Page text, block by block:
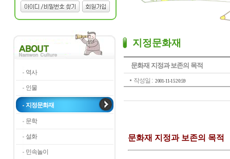
역사
인물
지정문화재
문학
설화
민속놀이
지정문화재
문화재 지정과 보존의 목적
작성일 : 2001-11-15 20:59
문화재 지정과 보존의 목적